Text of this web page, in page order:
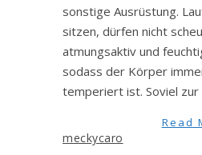
sonstige Ausrüstung.
sitzen, dürfen nicht
atmungsaktiv und
sodass der Körper
temperiert ist. Soviel zur
Read
meckycaro